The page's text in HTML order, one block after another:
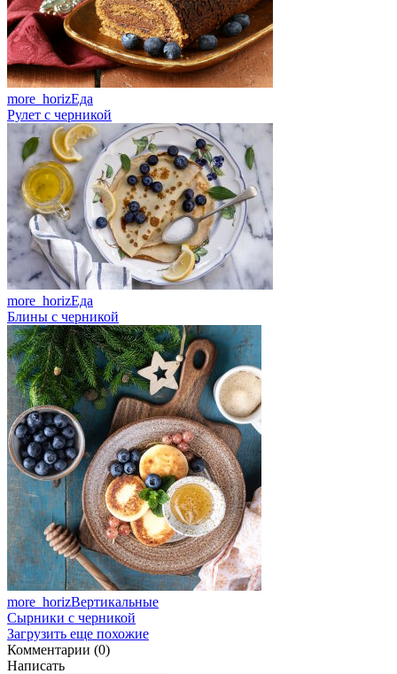
more_horizЕда
Рулет с черникой
more_horizЕда
Блины с черникой
more_horizВертикальные
Сырники с черникой
Загрузить еще похожие
Комментарии (0)
Написать